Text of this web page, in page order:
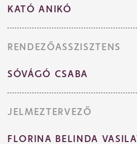
KATÓ ANIKÓ
RENDEZŐASSZISZTENS
SÓVÁGÓ CSABA
JELMEZTERVEZŐ
FLORINA BELINDA